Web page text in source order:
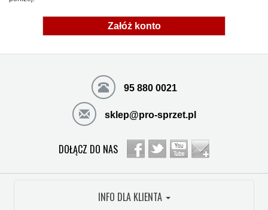
Załóż konto
95 880 0021
sklep@pro-sprzet.pl
DOŁĄCZ DO NAS
INFO DLA KLIENTA